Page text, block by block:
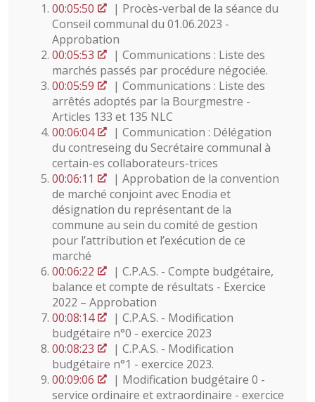
00:05:50
| Procès-verbal de la séance du
Conseil communal du 01.06.2023 -
Approbation
00:05:53
| Communications : Liste des
marchés passés par procédure négociée.
00:05:59
| Communications : Liste des
arrêtés adoptés par la Bourgmestre -
Articles 133 et 135 NLC
00:06:04
| Communication : Délégation
du contreseing du Secrétaire communal à
certain-es collaborateurs-trices
00:06:11
| Approbation de la convention
de marché conjoint avec Enodia et
désignation du représentant de la
commune au sein du comité de gestion
pour l’attribution et l’exécution de ce
marché
00:06:22
| C.P.A.S. - Compte budgétaire,
balance et compte de résultats - Exercice
2022 – Approbation
00:08:14
| C.P.A.S. - Modification
budgétaire n°0 - exercice 2023
00:08:23
| C.P.A.S. - Modification
budgétaire n°1 - exercice 2023.
00:09:06
| Modification budgétaire 0 -
service ordinaire et extraordinaire - exercice